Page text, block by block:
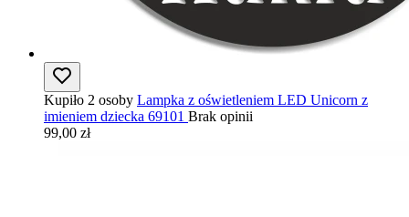
Kupiło 2 osoby Lampka z oświetleniem LED Unicorn z
imieniem dziecka 69101 Brak opinii
99,00 zł